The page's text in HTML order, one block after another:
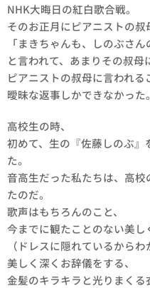
NHK大晦日の紅白歌合戦。
そのお正月にピアニストの叔
「まきちゃんも、しのぶさ
と言われて、あまりその叔
ピアニストの叔母に言われる
曖昧な返事しかできなかった。
高校生の時、
初めて、生の『佐藤しのぶ
た。
音高生だった私たちは、高
たのだ。
歌声はもちろんのこと、
今までに観たことのない美
（ドレスに隠れているから
美しく深くお辞儀をする、
金髪のキラキラと光りまくる